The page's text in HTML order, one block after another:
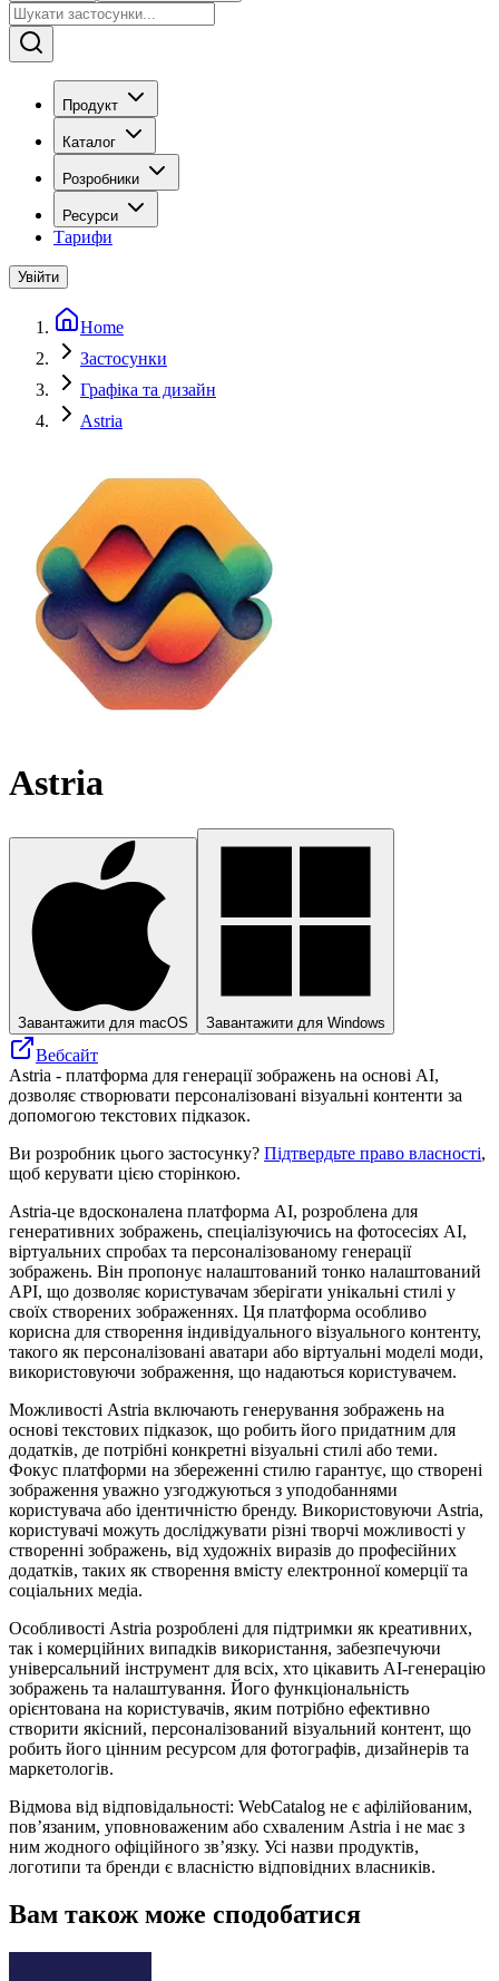
Продукт
Каталог
Розробники
Ресурси
Тарифи
Увійти
Home
Застосунки
Графіка та дизайн
Astria
Astria
Завантажити для macOS Завантажити для Windows
Вебсайт
Astria - платформа для генерації зображень на основі AI,
дозволяє створювати персоналізовані візуальні контенти за
допомогою текстових підказок.
Ви розробник цього застосунку? Підтвердьте право власності,
щоб керувати цією сторінкою.
Astria-це вдосконалена платформа AI, розроблена для
генеративних зображень, спеціалізуючись на фотосесіях AI,
віртуальних спробах та персоналізованому генерації
зображень. Він пропонує налаштований тонко налаштований
API, що дозволяє користувачам зберігати унікальні стилі у
своїх створених зображеннях. Ця платформа особливо
корисна для створення індивідуального візуального контенту,
такого як персоналізовані аватари або віртуальні моделі моди,
використовуючи зображення, що надаються користувачем.
Можливості Astria включають генерування зображень на
основі текстових підказок, що робить його придатним для
додатків, де потрібні конкретні візуальні стилі або теми.
Фокус платформи на збереженні стилю гарантує, що створені
зображення уважно узгоджуються з уподобаннями
користувача або ідентичністю бренду. Використовуючи Astria,
користувачі можуть досліджувати різні творчі можливості у
створенні зображень, від художніх виразів до професійних
додатків, таких як створення вмісту електронної комерції та
соціальних медіа.
Особливості Astria розроблені для підтримки як креативних,
так і комерційних випадків використання, забезпечуючи
універсальний інструмент для всіх, хто цікавить AI-генерацію
зображень та налаштування. Його функціональність
орієнтована на користувачів, яким потрібно ефективно
створити якісний, персоналізований візуальний контент, що
робить його цінним ресурсом для фотографів, дизайнерів та
маркетологів.
Відмова від відповідальності: WebCatalog не є афілійованим,
пов’язаним, уповноваженим або схваленим Astria і не має з
ним жодного офіційного зв’язку. Усі назви продуктів,
логотипи та бренди є власністю відповідних власників.
Вам також може сподобатися